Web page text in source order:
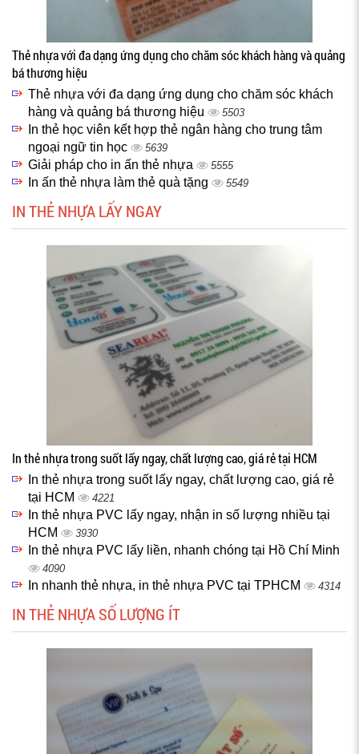
Thẻ nhựa với đa dạng ứng dụng cho chăm sóc khách hàng và quảng
bá thương hiệu
Thẻ nhựa với đa dạng ứng dụng cho chăm sóc khách
hàng và quảng bá thương hiệu
5503
In thẻ học viên kết hợp thẻ ngân hàng cho trung tâm
ngoại ngữ tin học
5639
Giải pháp cho in ấn thẻ nhựa 5555
In ấn thẻ nhựa làm thẻ quà tặng 5549
IN THẺ NHỰA LẤY NGAY
In thẻ nhựa trong suốt lấy ngay, chất lượng cao, giá rẻ tại HCM
In thẻ nhựa trong suốt lấy ngay, chất lượng cao, giá rẻ
tại HCM
4221
In thẻ nhựa PVC lấy ngay, nhận in số lượng nhiều tại
HCM
3930
In thẻ nhựa PVC lấy liền, nhanh chóng tại Hồ Chí Minh
4090
In nhanh thẻ nhựa, in thẻ nhựa PVC tại TPHCM 4314
IN THẺ NHỰA SỐ LƯỢNG ÍT